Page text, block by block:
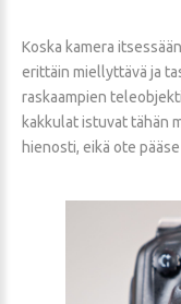
Koska kamera
erittäin miellyttävä ja
raskaampien
kakkulat istuvat tähän
hienosti, eikä ote